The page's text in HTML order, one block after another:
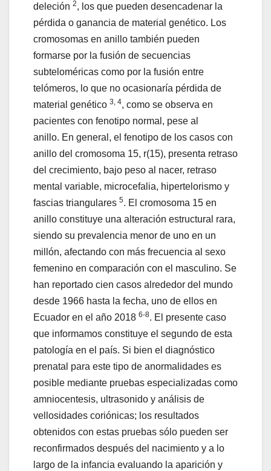
deleción 2, los que pueden desencadenar la
pérdida o ganancia de material genético. Los
cromosomas en anillo también pueden
formarse por la fusión de secuencias
subteloméricas como por la fusión entre
telómeros, lo que no ocasionaría pérdida de
material genético 3, 4, como se observa en
pacientes con fenotipo normal, pese al
anillo. En general, el fenotipo de los casos con
anillo del cromosoma 15, r(15), presenta retraso
del crecimiento, bajo peso al nacer, retraso
mental variable, microcefalia, hipertelorismo y
fascias triangulares 5. El cromosoma 15 en
anillo constituye una alteración estructural rara,
siendo su prevalencia menor de uno en un
millón, afectando con más frecuencia al sexo
femenino en comparación con el masculino. Se
han reportado cien casos alrededor del mundo
desde 1966 hasta la fecha, uno de ellos en
Ecuador en el año 2018 6-8. El presente caso
que informamos constituye el segundo de esta
patología en el país. Si bien el diagnóstico
prenatal para este tipo de anormalidades es
posible mediante pruebas especializadas como
amniocentesis, ultrasonido y análisis de
vellosidades coriónicas; los resultados
obtenidos con estas pruebas sólo pueden ser
reconfirmados después del nacimiento y a lo
largo de la infancia evaluando la aparición y